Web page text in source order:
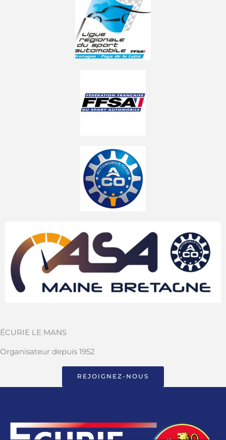
ÉCURIE LE MANS
Organisateur depuis 1952
REJOIGNEZ-NOUS